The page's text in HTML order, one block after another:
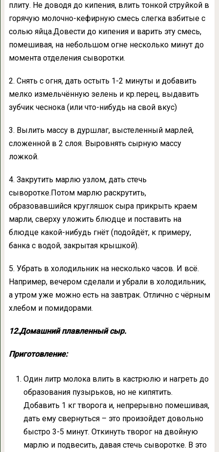
плиту. Не доводя до кипения, влить тонкой струйкой в
горячую молочно-кефирную смесь слегка взбитые с
солью яйца.Довести до кипения и варить эту смесь,
помешивая, на небольшом огне несколько минут до
момента отделения сыворотки.
2. Снять с огня, дать остыть 1-2 минуты и добавить
мелко измельчённую зелень и кр.перец, выдавить
зубчик чеснока (или что-нибудь на свой вкус)
3. Вылить массу в дуршлаг, выстеленный марлей,
сложенной в 2 слоя. Выровнять сырную массу
ложкой.
4. Закрутить марлю узлом, дать стечь
сыворотке.Потом марлю раскрутить,
образовавшийся кругляшок сыра прикрыть краем
марли, сверху уложить блюдце и поставить на
блюдце какой-нибудь гнёт (подойдёт, к примеру,
банка с водой, закрытая крышкой).
5. Убрать в холодильник на несколько часов. И всё.
Например, вечером сделали и убрали в холодильник,
а утром уже можно есть на завтрак. Отлично с чёрным
хлебом и помидорами.
12.Домашний плавленный сыр.
Приготовление:
Один литр молока влить в кастрюлю и нагреть до
образования пузырьков, но не кипятить.
Добавить 1 кг творога и, непрерывно помешивая,
дать ему свернуться – это произойдет довольно
быстро 3-5 минут. Откинуть творог на двойную
марлю и подвесить, давая стечь сыворотке. В это